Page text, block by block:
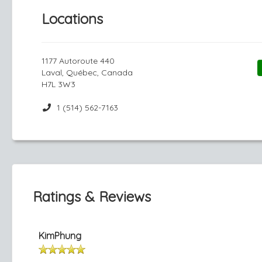
Locations
1177 Autoroute 440
Laval, Québec, Canada
H7L 3W3
1 (514) 562-7163
Ratings & Reviews
KimPhung